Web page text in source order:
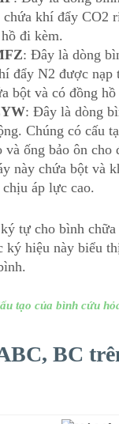
khí đẩy CO2
đi kèm.
: Đây là dòng
đẩy N2 được nạp
bột và có đồng
: Đây là dòng
Chúng có cấu
và ống bảo ôn cho
này chứa bột và
áp lực cao.
tự cho bình chữa
ký hiệu này biểu
tạo của bình cứu
BC